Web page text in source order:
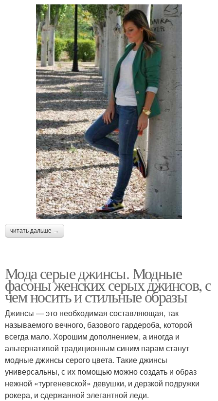
читать дальше →
Мода серые джинсы. Модные
фасоны женских серых джинсов, с
чем носить и стильные образы
Джинсы — это необходимая составляющая, так
называемого вечного, базового гардероба, которой
всегда мало. Хорошим дополнением, а иногда и
альтернативой традиционным синим парам станут
модные джинсы серого цвета. Такие джинсы
универсальны, с их помощью можно создать и образ
нежной «тургеневской» девушки, и дерзкой подружки
рокера, и сдержанной элегантной леди.